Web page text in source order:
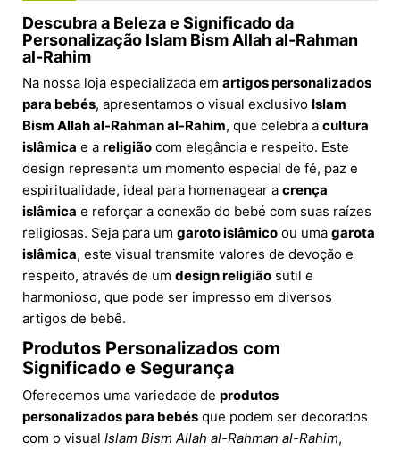
Descubra a Beleza e Significado da
Personalização Islam Bism Allah al-Rahman
al-Rahim
Na nossa loja especializada em artigos personalizados
para bebés, apresentamos o visual exclusivo Islam
Bism Allah al-Rahman al-Rahim, que celebra a cultura
islâmica e a religião com elegância e respeito. Este
design representa um momento especial de fé, paz e
espiritualidade, ideal para homenagear a crença
islâmica e reforçar a conexão do bebé com suas raízes
religiosas. Seja para um garoto islâmico ou uma garota
islâmica, este visual transmite valores de devoção e
respeito, através de um design religião sutil e
harmonioso, que pode ser impresso em diversos
artigos de bebê.
Produtos Personalizados com
Significado e Segurança
Oferecemos uma variedade de produtos
personalizados para bebés que podem ser decorados
com o visual Islam Bism Allah al-Rahman al-Rahim,